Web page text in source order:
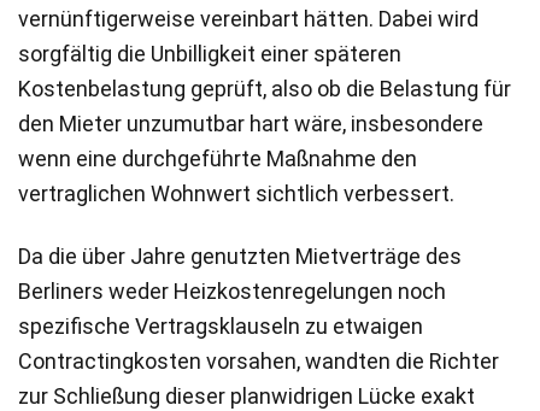
vernünftigerweise vereinbart hätten. Dabei wird
sorgfältig die Unbilligkeit einer späteren
Kostenbelastung geprüft, also ob die Belastung für
den Mieter unzumutbar hart wäre, insbesondere
wenn eine durchgeführte Maßnahme den
vertraglichen Wohnwert sichtlich verbessert.
Da die über Jahre genutzten Mietverträge des
Berliners weder Heizkostenregelungen noch
spezifische Vertragsklauseln zu etwaigen
Contractingkosten vorsahen, wandten die Richter
zur Schließung dieser planwidrigen Lücke exakt